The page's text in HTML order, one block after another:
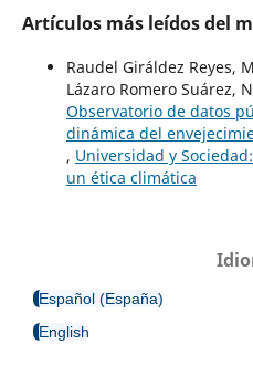
Artículos más leídos del
Raudel Giráldez Reyes,
Lázaro Romero Suárez,
Observatorio de datos
dinámica del
, Universidad y
un ética climática
Español (España)
English